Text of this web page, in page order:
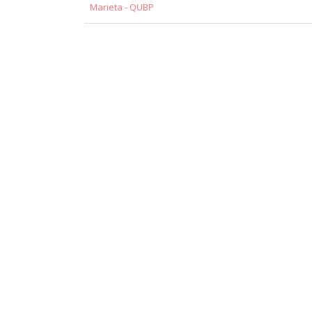
Marieta - QUBP